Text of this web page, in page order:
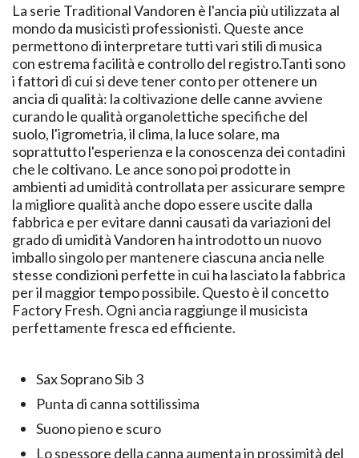
La serie Traditional Vandoren è l'ancia più utilizzata al
mondo da musicisti professionisti. Queste ance
permettono di interpretare tutti vari stili di musica
con estrema facilità e controllo del registro.Tanti sono
i fattori di cui si deve tener conto per ottenere un
ancia di qualità: la coltivazione delle canne avviene
curando le qualità organolettiche specifiche del
suolo, l'igrometria, il clima, la luce solare, ma
soprattutto l'esperienza e la conoscenza dei contadini
che le coltivano. Le ance sono poi prodotte in
ambienti ad umidità controllata per assicurare sempre
la migliore qualità anche dopo essere uscite dalla
fabbrica e per evitare danni causati da variazioni del
grado di umidità Vandoren ha introdotto un nuovo
imballo singolo per mantenere ciascuna ancia nelle
stesse condizioni perfette in cui ha lasciato la fabbrica
per il maggior tempo possibile. Questo è il concetto
Factory Fresh. Ogni ancia raggiunge il musicista
perfettamente fresca ed efficiente.
Sax Soprano Sib 3
Punta di canna sottilissima
Suono pieno e scuro
Lo spessore della canna aumenta in prossimità del